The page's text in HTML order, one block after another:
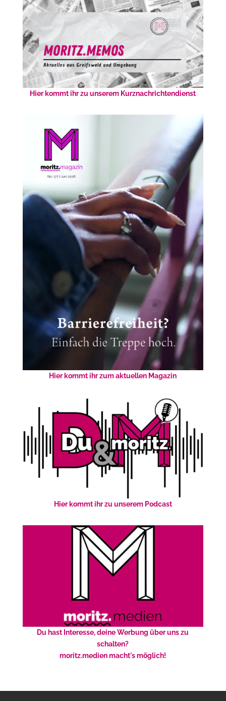
Hier kommt ihr zu unserem Kurznachrichtendienst
Hier kommt ihr zum aktuellen Magazin
Hier kommt ihr zu unserem Podcast
Du hast Interesse, deine Werbung über uns zu
schalten?
moritz.medien macht's möglich!